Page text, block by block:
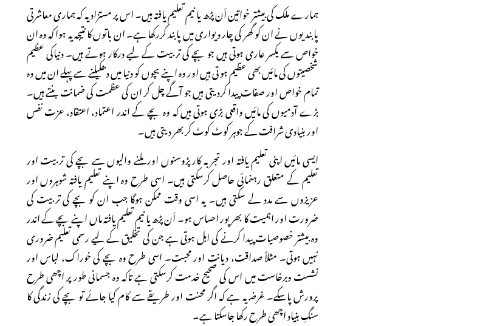
ہمارے ملک کی بیشتر خواتین اَن پڑھ یا نیم تعلیم یافتہ ہیں۔ اس پر مستزاد یہ کہ ہماری معاشرتی
پابندیوں نے ان کو گھر کی چار دیواری میں پابند کررکھا ہے۔ ان باتوں کا نتیجہ یہ ہوا کہ وہ ان
خواص سے یکسر عاری ہوتی ہیں جو بچے کی تربیت کے لیے درکار ہوتے ہیں۔ دنیاکی عظیم
شخصیتوں کی مائیں بھی عظیم ہو تی ہیں اور وہ اپنے بچوں کو دنیا میں دھکیلنے سے پہلے ان میں وہ
تمام خواص اور صفات پیدا کردیتی ہیں جو آگے چل کر ان کی عظمت کی ضمانت بنتے ہیں۔
بڑے آدمیوں کی مائیں واقعی بڑی ہوتی ہیں کہ وہ بچے کے اندر اعتماد، اعتقاد، عزت نفس
اور بنیادی شرافت کے جوہر کوٹ کوٹ کر بھر دیتی ہیں۔
ایسی مائیں اپنی تعلیم یافتہ اور تجربہ کار پڑوسنوں اور ملنے والیوں سے بچے کی تربیت اور
تعلیم کے متعلق رہنمائی حاصل کرسکتی ہیں۔ اسی طرح وہ اپنے تعلیم یافتہ شوہروں اور
عزیزوں سے مدد لے سکتی ہیں۔ یہ اسی وقت ممکن ہوگا جب ان کو بچے کی تربیت کی
ضرورت اور اہمیت کا بھرپور احساس ہو۔ اَن پڑھ یا نیم تعلیم یافتہ ماں اپنے بچے کے اندر
وہ بیشتر خصوصیات پیدا کرنے کی اہل ہوتی ہے جن کی تخلیق کے لیے رسمی تعلیم ضروری
نہیں ہوتی۔ مثلاً صداقت، دیانت اور محبت۔ اسی طرح وہ بچے کی خوراک، لباس اور
نشست وبرخاست میں اس کی صحیح خدمت کرسکتی ہے تاکہ وہ جسمانی طور پر اچھی طرح
پرورش پاسکے۔ غرضـ یہ ہے کہ اگر محنت اور طریقے سے کام کیا جائے تو بچے کی زندگی کا
سنگِ بنیاد اچھی طرح رکھا جاسکتا ہے۔